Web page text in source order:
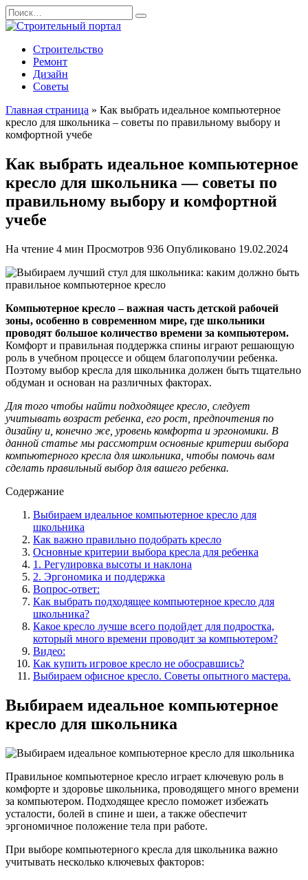
Перейти
к
содержанию
Search
for:
Строительство
Ремонт
Дизайн
Советы
Главная страница » Как выбрать идеальное компьютерное
кресло для школьника – советы по правильному выбору и
комфортной учебе
Как выбрать идеальное компьютерное
кресло для школьника — советы по
правильному выбору и комфортной
учебе
На чтение 4 мин Просмотров 936 Опубликовано 19.02.2024
Компьютерное кресло – важная часть детской рабочей
зоны, особенно в современном мире, где школьники
проводят большое количество времени за компьютером.
Комфорт и правильная поддержка спины играют решающую
роль в учебном процессе и общем благополучии ребенка.
Поэтому выбор кресла для школьника должен быть тщательно
обдуман и основан на различных факторах.
Для того чтобы найти подходящее кресло, следует
учитывать возраст ребенка, его рост, предпочтения по
дизайну и, конечно же, уровень комфорта и эргономики. В
данной статье мы рассмотрим основные критерии выбора
компьютерного кресла для школьника, чтобы помочь вам
сделать правильный выбор для вашего ребенка.
Содержание
Выбираем идеальное компьютерное кресло для
школьника
Как важно правильно подобрать кресло
Основные критерии выбора кресла для ребенка
1. Регулировка высоты и наклона
2. Эргономика и поддержка
Вопрос-ответ:
Как выбрать подходящее компьютерное кресло для
школьника?
Какое кресло лучше всего подойдет для подростка,
который много времени проводит за компьютером?
Видео:
Как купить игровое кресло не обосравшись?
Выбираем офисное кресло. Советы опытного мастера.
Выбираем идеальное компьютерное
кресло для школьника
Правильное компьютерное кресло играет ключевую роль в
комфорте и здоровье школьника, проводящего много времени
за компьютером. Подходящее кресло поможет избежать
усталости, болей в спине и шеи, а также обеспечит
эргономичное положение тела при работе.
При выборе компьютерного кресла для школьника важно
учитывать несколько ключевых факторов: